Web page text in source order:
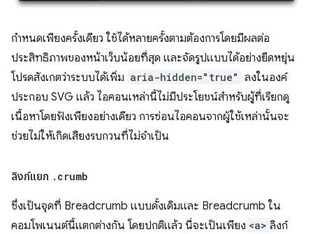
กำหนดเพียงครั้งเดียว ใช้ได้หลายครั้งตามต้องการโดยมีผลต่อ
ประสิทธิภาพของหน้าเว็บน้อยที่สุด และจัดรูปแบบได้อย่างยืดหยุ่น
โปรดสังเกตว่าระบบได้เพิ่ม aria-hidden="true" ลงในองค์
ประกอบ SVG แล้ว ไอคอนเหล่านี้ไม่มีประโยชน์สำหรับผู้ที่เรียกดู
เนื้อหาโดยฟังเพียงอย่างเดียว การซ่อนไอคอนจากผู้ใช้เหล่านั้นจะ
ช่วยไม่ให้เกิดเสียงรบกวนที่ไม่จำเป็น
ลิงก์แยก . crumb
ซึ่งเป็นจุดที่ Breadcrumb แบบดั้งเดิมและ Breadcrumb ใน
คอมโพเนนต์นี้แตกต่างกัน โดยปกติแล้ว นี่จะเป็นเพียง <a> ลิงก์